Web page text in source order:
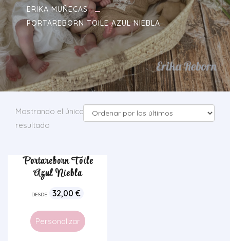
ERIKA MUÑECAS
PORTAREBORN TOILE AZUL NIEBLA
Mostrando el único
resultado
Portareborn Toile
Azul Niebla
DESDE 32,00 €
Personalizar